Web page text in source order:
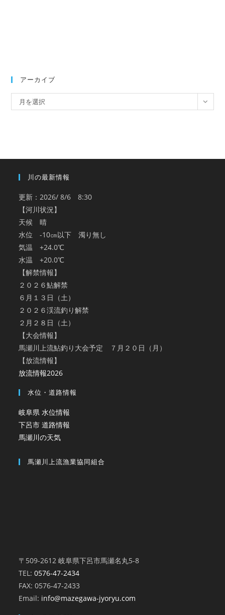
アーカイブ
ー
月を選択
川の最新情報
更新：2026/ 8/6 8:30
【河川状況】
天候 晴
水位 -10㎝以下 濁り無し
気温 +24.0℃
水温 +20.0℃
【解禁情報】
２０２６鮎解禁
６月１３日（土）
２０２６渓流釣り解禁
２月２８日（土）
【大会情報】
馬瀬川上流鮎釣り大会予定 ７月２０日（月）
【放流情報】
放流情報2026
水位・道路情報
岐阜県 水位情報
下呂市 道路情報
馬瀬川の天気
馬瀬川上流漁業協同組合
〒509-2612 岐阜県下呂市馬瀬名丸5-8
TEL:0576-47-2434
FAX: 0576-47-2433
Email: info@mazegawa-jyoryu.com